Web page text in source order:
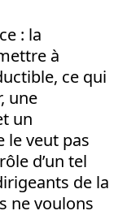
: la
à
ce qui
une
un
le veut pas
d’un tel
de la
ne voulons